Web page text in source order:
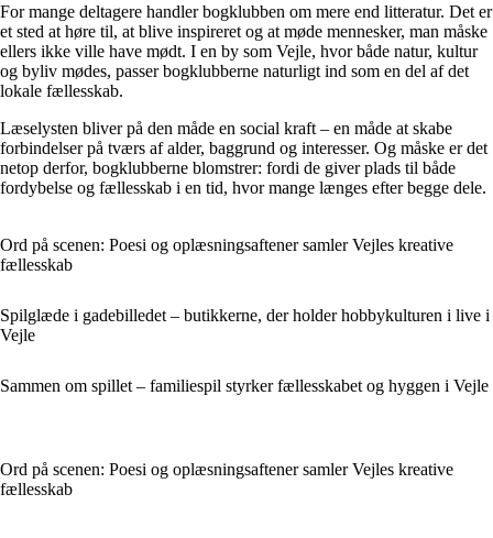
For mange deltagere handler bogklubben om mere end litteratur. Det er
et sted at høre til, at blive inspireret og at møde mennesker, man måske
ellers ikke ville have mødt. I en by som Vejle, hvor både natur, kultur
og byliv mødes, passer bogklubberne naturligt ind som en del af det
lokale fællesskab.
Læselysten bliver på den måde en social kraft – en måde at skabe
forbindelser på tværs af alder, baggrund og interesser. Og måske er det
netop derfor, bogklubberne blomstrer: fordi de giver plads til både
fordybelse og fællesskab i en tid, hvor mange længes efter begge dele.
Ord på scenen: Poesi og oplæsningsaftener samler Vejles kreative
fællesskab
Spilglæde i gadebilledet – butikkerne, der holder hobbykulturen i live i
Vejle
Sammen om spillet – familiespil styrker fællesskabet og hyggen i Vejle
Ord på scenen: Poesi og oplæsningsaftener samler Vejles kreative
fællesskab